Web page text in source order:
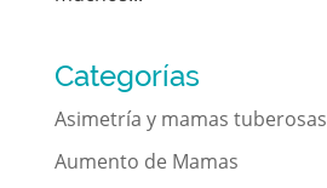
Categorías
Asimetría y mamas tuberosas
Aumento de Mamas